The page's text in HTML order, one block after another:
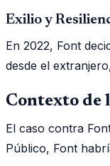
Exilio y
En 2022, Font
desde el
Contexto de
El caso contra
Público, Font